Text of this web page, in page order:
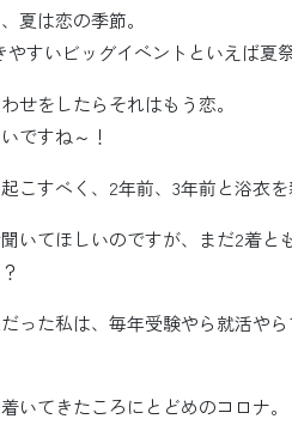
夏は恋の季節。
やすいビッグイベントといえば夏
せをしたらそれはもう恋。
ですね～！
こすべく、2年前、3年前と浴衣を
いてほしいのですが、まだ2着と
った私は、毎年受験やら就活や
いてきたころにとどめのコロナ。